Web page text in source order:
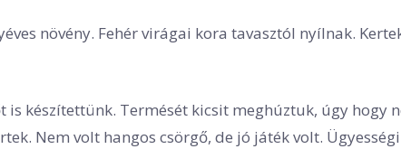
növény. Fehér virágai kora tavasztól nyílnak.
készítettünk. Termését kicsit meghúztuk, úgy hogy
Nem volt hangos csörgő, de jó játék volt. Ügyességi